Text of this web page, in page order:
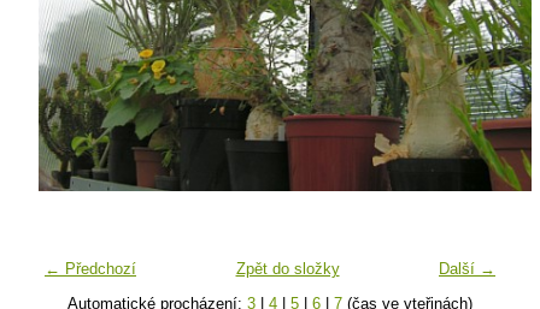
← Předchozí Další →
Zpět do složky
Automatické procházení: 3 | 4 | 5 | 6 | 7 (čas ve vteřinách)